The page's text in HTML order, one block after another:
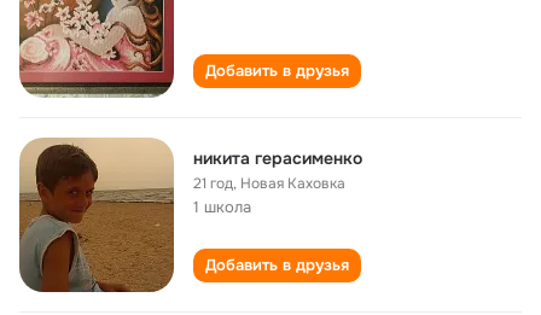
Добавить в друзья
никита герасименко
21 год, Новая Каховка
1 школа
Добавить в друзья